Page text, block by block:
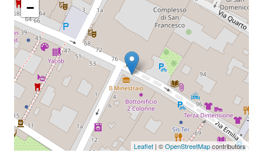
−
Leaflet | ©OpenStreetMapcontributors